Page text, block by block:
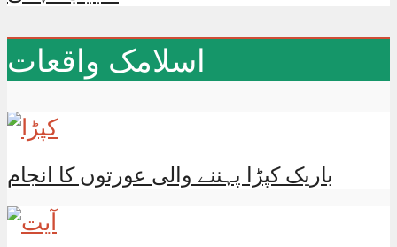
اسلامک واقعات
باریک کپڑا پہننے والی عورتوں کا انجام